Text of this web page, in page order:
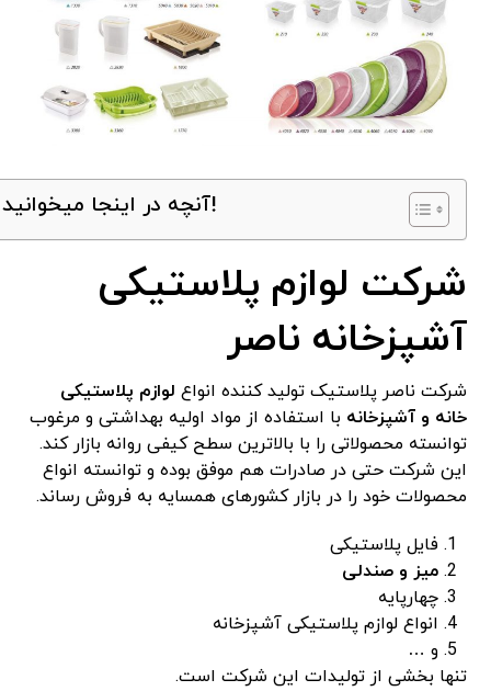
آنچه در اینجا میخوانید!
شرکت لوازم پلاستیکی
آشپزخانه ناصر
شرکت ناصر پلاستیک تولید کننده انواع لوازم پلاستیکی
خانه و آشپزخانه با استفاده از مواد اولیه بهداشتی و مرغوب
توانسته محصولاتی را با بالاترین سطح کیفی روانه بازار کند.
این شرکت حتی در صادرات هم موفق بوده و توانسته انواع
محصولات خود را در بازار کشورهای همسایه به فروش رساند.
فایل پلاستیکی
میز و صندلی
چهارپایه
انواع لوازم پلاستیکی آشپزخانه
و …
تنها بخشی از تولیدات این شرکت است.